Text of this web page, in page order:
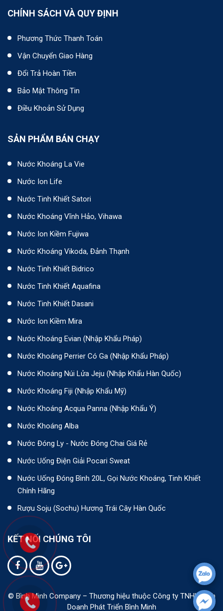
CHÍNH SÁCH VÀ QUY ĐỊNH
Phương Thức Thanh Toán
Vận Chuyển Giao Hàng
Đổi Trả Hoàn Tiền
Bảo Mật Thông Tin
Điều Khoản Sử Dụng
SẢN PHẨM BÁN CHẠY
Nước Khoáng La Vie
Nước Ion Life
Nước Tinh Khiết Satori
Nước Khoáng Vĩnh Hảo, Vihawa
Nước Ion Kiềm Fujiwa
Nước Khoáng Vikoda, Đảnh Thạnh
Nước Tinh Khiết Bidrico
Nước Tinh Khiết Aquafina
Nước Tinh Khiết Dasani
Nước Ion Kiềm Mira
Nước Khoáng Evian (Nhập Khẩu Pháp)
Nước Khoáng Perrier Có Ga (nhập Khẩu Pháp)
Nước Khoáng Núi Lửa Jeju (nhập Khẩu Hàn Quốc)
Nước Khoáng Fiji (Nhập Khẩu Mỹ)
Nước Khoáng Acqua Panna (nhập Khẩu Ý)
Nước Khoáng Alba
Nước Đóng Ly - Nước Đóng Chai Giá Rẻ
Nước Uống Điện Giải Pocari Sweat
Nước Uống Đóng Bình 20L, Gọi Nước Khoáng, Tinh Khiết
Chính Hãng
Rượu Soju (Sochu) Hương Trái Cây Hàn Quốc
KẾT NỐI CHÚNG TÔI
© Bình Minh Company – Thương hiệu thuộc Công ty TNHH Kinh
Doanh Phát Triển Bình Minh